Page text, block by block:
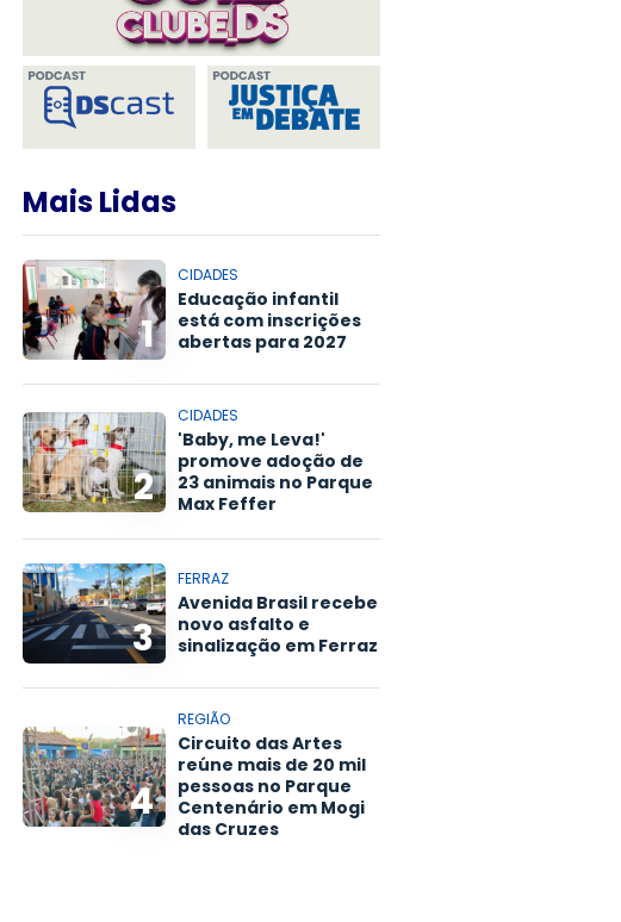
Mais Lidas
1
CIDADES
Educação infantil
está com inscrições
abertas para 2027
2
CIDADES
'Baby, me Leva!'
promove adoção de
23 animais no Parque
Max Feffer
3
FERRAZ
Avenida Brasil recebe
novo asfalto e
sinalização em Ferraz
4
REGIÃO
Circuito das Artes
reúne mais de 20 mil
pessoas no Parque
Centenário em Mogi
das Cruzes